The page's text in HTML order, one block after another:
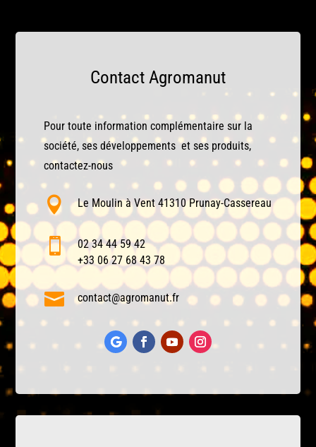
Contact Agromanut
Pour toute information complémentaire sur la
société, ses développements et ses produits,
contactez-nous
 Le Moulin à Vent 41310 Prunay-Cassereau

02 34 44 59 42
+33 06 27 68 43 78
 contact@agromanut.fr